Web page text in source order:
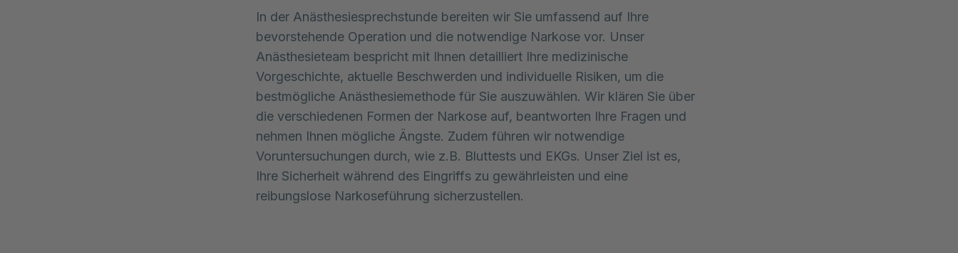
In der Anästhesiesprechstunde bereiten wir Sie umfassend auf Ihre
bevorstehende Operation und die notwendige Narkose vor. Unser
Anästhesieteam bespricht mit Ihnen detailliert Ihre medizinische
Vorgeschichte, aktuelle Beschwerden und individuelle Risiken, um die
bestmögliche Anästhesiemethode für Sie auszuwählen. Wir klären Sie über
die verschiedenen Formen der Narkose auf, beantworten Ihre Fragen und
nehmen Ihnen mögliche Ängste. Zudem führen wir notwendige
Voruntersuchungen durch, wie z.B. Bluttests und EKGs. Unser Ziel ist es,
Ihre Sicherheit während des Eingriffs zu gewährleisten und eine
reibungslose Narkoseführung sicherzustellen.